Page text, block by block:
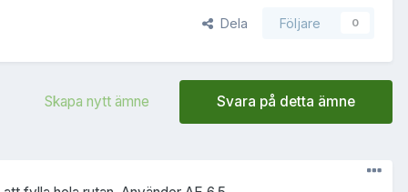
Dela Följare 0
Svara på detta ämne
Skapa nytt ämne